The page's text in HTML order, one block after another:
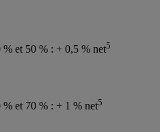
% et 50 % : + 0,5 % net5
% et 70 % : + 1 % net5